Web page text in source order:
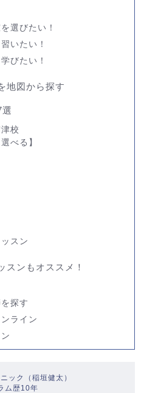
選びたい！
いたい！
びたい！
地図から探す
校
べる】
スン
スンもオススメ！
探す
ライン
ック（稲垣健太）
ム歴10年